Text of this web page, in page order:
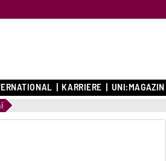
KARRIERE UNI:MAGAZIN